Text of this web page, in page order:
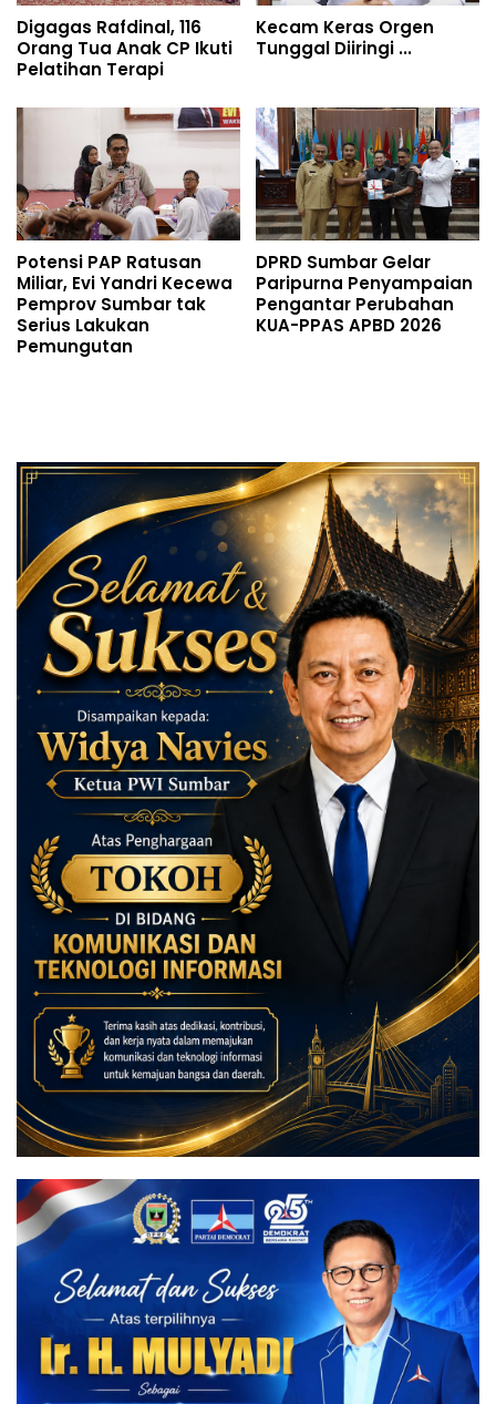
Digagas Rafdinal, 116
Orang Tua Anak CP Ikuti
Pelatihan Terapi
Kecam Keras Orgen
Tunggal Diiringi ...
Potensi PAP Ratusan
Miliar, Evi Yandri Kecewa
Pemprov Sumbar tak
Serius Lakukan
Pemungutan
DPRD Sumbar Gelar
Paripurna Penyampaian
Pengantar Perubahan
KUA-PPAS APBD 2026